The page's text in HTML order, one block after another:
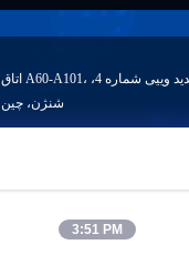
اتاق A60-A101، منطقه صنعتی جدید وییی شماره 4،
شنژن، چین
info@seethrulcd.com
3:51 PM